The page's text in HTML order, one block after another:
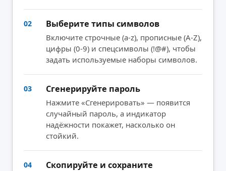
02 Выберите типы символов
Включите строчные (a-z), прописные (A-Z),
цифры (0-9) и спецсимволы (!@#), чтобы
задать используемые наборы символов.
03 Сгенерируйте пароль
Нажмите «Сгенерировать» — появится
случайный пароль, а индикатор
надёжности покажет, насколько он
стойкий.
04 Скопируйте и сохраните